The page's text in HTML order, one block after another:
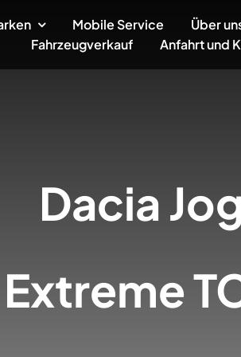
Mobile Service Über
Fahrzeugverkauf
Anfahrt und
Dacia
Extreme